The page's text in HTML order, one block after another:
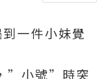
一件小妹覺
”小號”時突